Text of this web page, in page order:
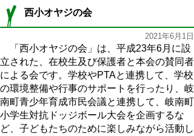
西小オヤジの会
2021年6月1日
「西小オヤジの会」は、平成23年6月に設
立された、在校生及び保護者と本会の賛同者
による会です。学校やPTAと連携して、 学校
の環境整備や行事のサポートを行ったり、岐
南町青少年育成市民会議と連携して、岐南町
小学生対抗ドッジボール大会を企画するな
ど、子どもたちのために楽しみながら活動し